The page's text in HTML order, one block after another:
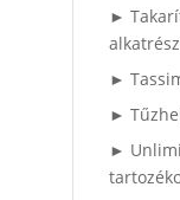
►
►
►
►